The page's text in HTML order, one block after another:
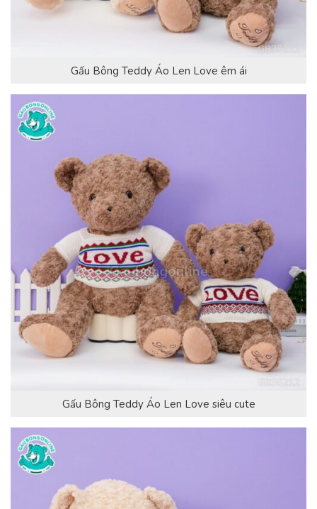
Gấu Bông Teddy Áo Len Love êm ái
Gấu Bông Teddy Áo Len Love siêu cute